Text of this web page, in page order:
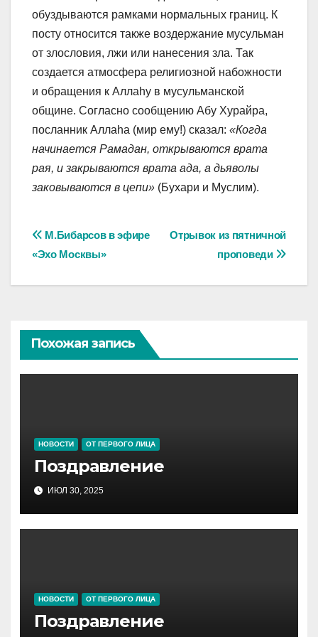
обуздываются рамками нормальных границ. К
посту относится также воздержание мусульман
от злословия, лжи или нанесения зла. Так
создается атмосфера религиозной набожности
и обращения к Аллаhу в мусульманской
общине. Согласно сообщению Абу Хурайра,
посланник Аллаhа (мир ему!) сказал: «Когда
начинается Рамадан, открываются врата
рая, и закрываются врата ада, а дьяволы
заковываются в цепи» (Бухари и Муслим).
Навигация
Отрывок из пятничной
проповеди
М.Бибарсов в эфире
«Эхо Москвы»
Похожая запись
НОВОСТИ ОТ ПЕРВОГО ЛИЦА
Поздравление
ИЮЛ 30, 2025
НОВОСТИ ОТ ПЕРВОГО ЛИЦА
Поздравление